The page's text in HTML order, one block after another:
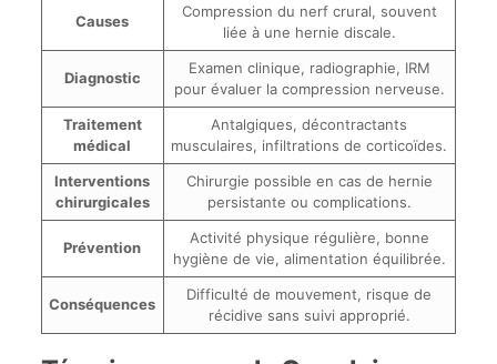
Causes
Compression du nerf crural, souvent
liée à une hernie discale.
Diagnostic
Examen clinique, radiographie, IRM
pour évaluer la compression nerveuse.
Traitement
médical
Antalgiques, décontractants
musculaires, infiltrations de corticoïdes.
Interventions
chirurgicales
Chirurgie possible en cas de hernie
persistante ou complications.
Prévention
Activité physique régulière, bonne
hygiène de vie, alimentation équilibrée.
Conséquences
Difficulté de mouvement, risque de
récidive sans suivi approprié.